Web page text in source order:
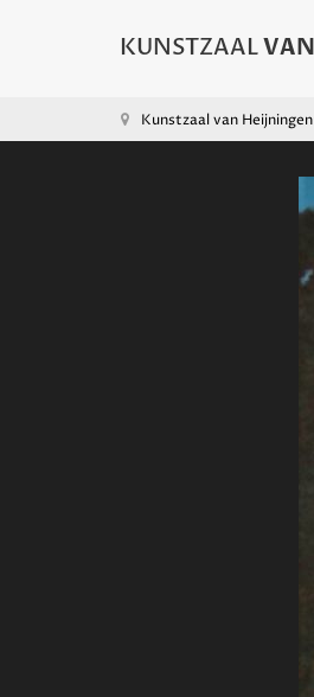
Kunstzaal van Heijningen